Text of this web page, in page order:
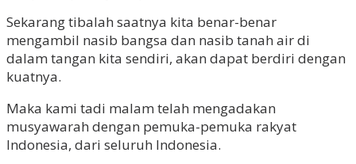
Sekarang tibalah saatnya kita benar-benar
mengambil nasib bangsa dan nasib tanah air di
dalam tangan kita sendiri, akan dapat berdiri dengan
kuatnya.
Maka kami tadi malam telah mengadakan
musyawarah dengan pemuka-pemuka rakyat
Indonesia, dari seluruh Indonesia.